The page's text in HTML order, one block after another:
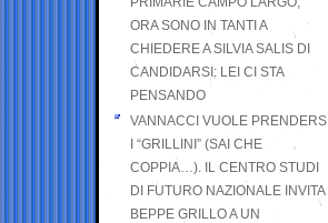
ORA SONO IN TANTI A
CHIEDERE A SILVIA SALIS DI
CANDIDARSI: LEI CI STA
PENSANDO
VANNACCI VUOLE PRENDERSI
I “GRILLINI” (SAI CHE
COPPIA…). IL CENTRO STUDI
DI FUTURO NAZIONALE INVITA
BEPPE GRILLO A UN